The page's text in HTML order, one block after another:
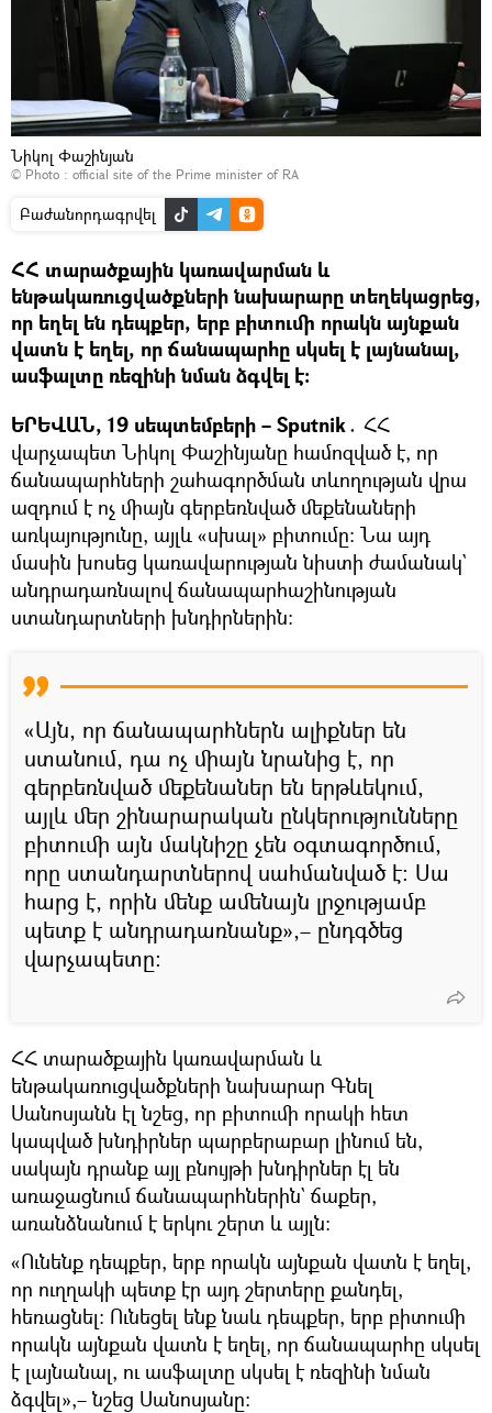
Նիկոլ Փաշինյան
© Photo : official site of the Prime minister of RA
Բաժանորդագրվել
ՀՀ տարածքային կառավարման և
ենթակառուցվածքների նախարարը տեղեկացրեց,
որ եղել են դեպքեր, երբ բիտումի որակն այնքան
վատն է եղել, որ ճանապարհը սկսել է լայնանալ,
ասֆալտը ռեզինի նման ձգվել է։
ԵՐԵՎԱՆ, 19 սեպտեմբերի – Sputnik․ ՀՀ
վարչապետ Նիկոլ Փաշինյանը համոզված է, որ
ճանապարհների շահագործման տևողության վրա
ազդում է ոչ միայն գերբեռնված մեքենաների
առկայությունը, այլև «սխալ» բիտումը։ Նա այդ
մասին խոսեց կառավարության նիստի ժամանակ`
անդրադառնալով ճանապարհաշինության
ստանդարտների խնդիրներին։
«Այն, որ ճանապարհներն ալիքներ են
ստանում, դա ոչ միայն նրանից է, որ
գերբեռնված մեքենաներ են երթևեկում,
այլև մեր շինարարական ընկերությունները
բիտումի այն մակնիշը չեն օգտագործում,
որը ստանդարտներով սահմանված է։ Սա
հարց է, որին մենք ամենայն լրջությամբ
պետք է անդրադառնանք»,– ընդգծեց
վարչապետը։
ՀՀ տարածքային կառավարման և
ենթակառուցվածքների նախարար Գնել
Սանոսյանն էլ նշեց, որ բիտումի որակի հետ
կապված խնդիրներ պարբերաբար լինում են,
սակայն դրանք այլ բնույթի խնդիրներ էլ են
առաջացնում ճանապարհներին` ճաքեր,
առանձնանում է երկու շերտ և այլն։
«Ունենք դեպքեր, երբ որակն այնքան վատն է եղել,
որ ուղղակի պետք էր այդ շերտերը քանդել,
հեռացնել։ Ունեցել ենք նաև դեպքեր, երբ բիտումի
որակն այնքան վատն է եղել, որ ճանապարհը սկսել
է լայնանալ, ու ասֆալտը սկսել է ռեզինի նման
ձգվել»,– նշեց Սանոսյանը։